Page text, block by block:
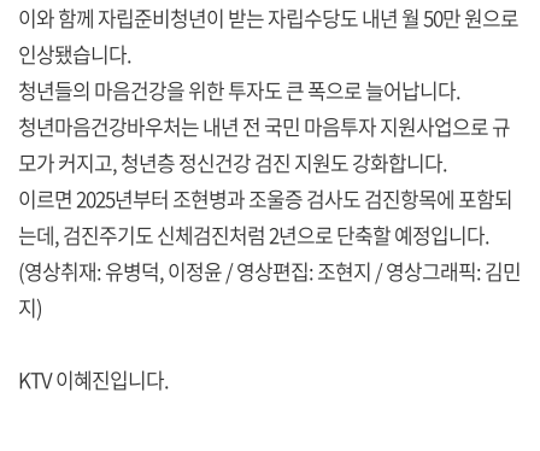
이와 함께 자립준비청년이 받는 자립수당도 내년 월 50만 원으로
인상됐습니다.
청년들의 마음건강을 위한 투자도 큰 폭으로 늘어납니다.
청년마음건강바우처는 내년 전 국민 마음투자 지원사업으로 규
모가 커지고, 청년층 정신건강 검진 지원도 강화합니다.
이르면 2025년부터 조현병과 조울증 검사도 검진항목에 포함되
는데, 검진주기도 신체검진처럼 2년으로 단축할 예정입니다.
(영상취재: 유병덕, 이정윤 / 영상편집: 조현지 / 영상그래픽: 김민
지)
KTV 이혜진입니다.